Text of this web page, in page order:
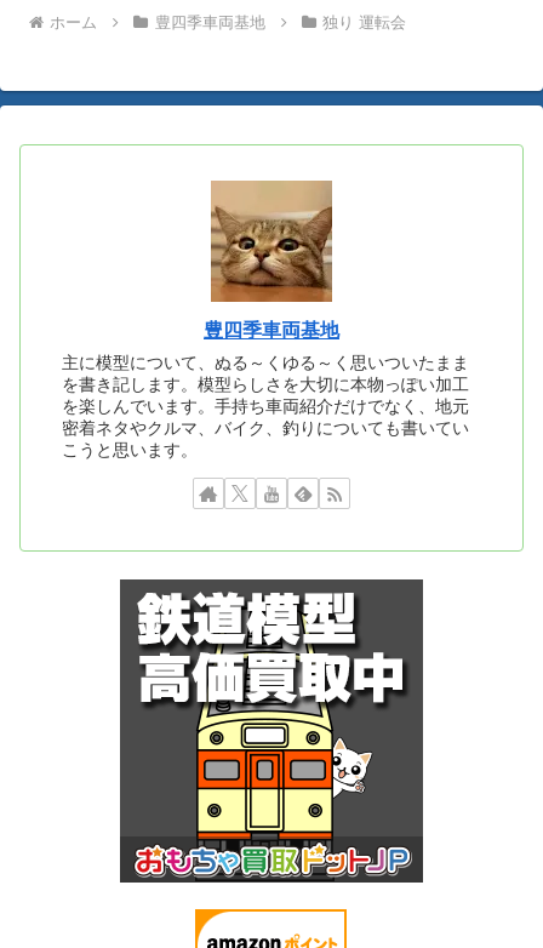
ホーム 豊四季車両基地 独り 運転会
豊四季車両基地
主に模型について、ぬる～くゆる～く思いついたまま
を書き記します。模型らしさを大切に本物っぽい加工
を楽しんでいます。手持ち車両紹介だけでなく、地元
密着ネタやクルマ、バイク、釣りについても書いてい
こうと思います。